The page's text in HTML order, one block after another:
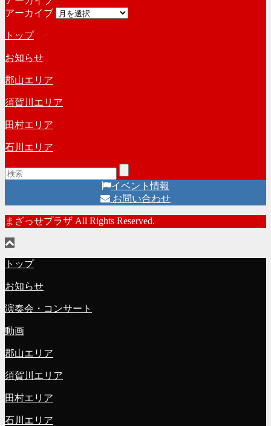
アーカイブ
トップ
お知らせ
郡山エリア
須賀川エリア
田村エリア
石川エリア
イベント情報
お問い合わせ
まざっせプラザ All Rights Reserved.
トップ
お知らせ
演奏会・コンサート
動画
郡山エリア
須賀川エリア
田村エリア
石川エリア